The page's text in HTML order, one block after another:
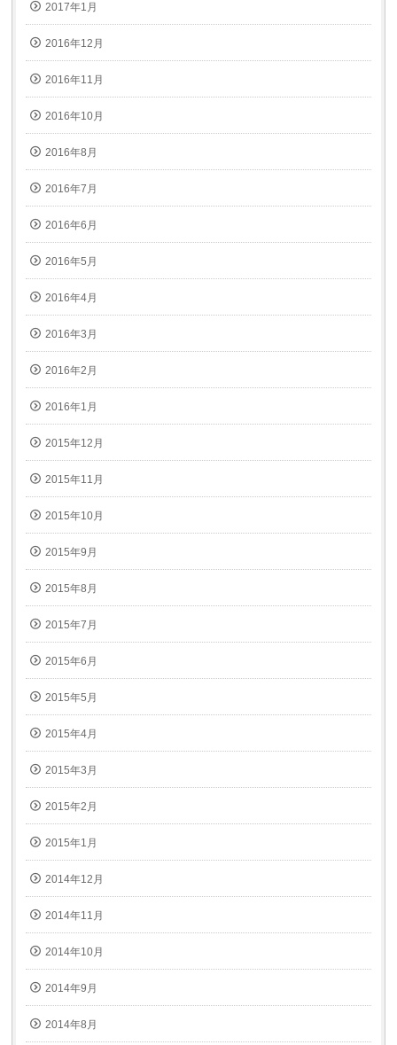
2017年1月
2016年12月
2016年11月
2016年10月
2016年8月
2016年7月
2016年6月
2016年5月
2016年4月
2016年3月
2016年2月
2016年1月
2015年12月
2015年11月
2015年10月
2015年9月
2015年8月
2015年7月
2015年6月
2015年5月
2015年4月
2015年3月
2015年2月
2015年1月
2014年12月
2014年11月
2014年10月
2014年9月
2014年8月